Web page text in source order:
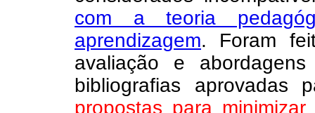
com a teoria
aprendizagem. Foram
avaliação e
bibliografias
propostas para